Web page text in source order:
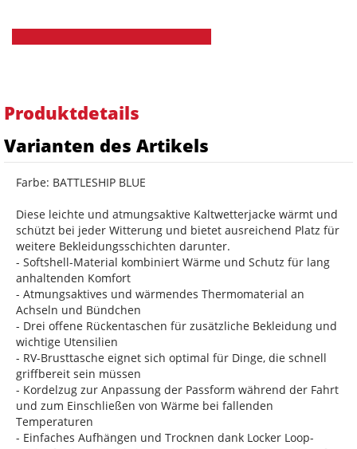
Produktdetails
Varianten des Artikels
Farbe: BATTLESHIP BLUE
Diese leichte und atmungsaktive Kaltwetterjacke wärmt und
schützt bei jeder Witterung und bietet ausreichend Platz für
weitere Bekleidungsschichten darunter.
- Softshell-Material kombiniert Wärme und Schutz für lang
anhaltenden Komfort
- Atmungsaktives und wärmendes Thermomaterial an
Achseln und Bündchen
- Drei offene Rückentaschen für zusätzliche Bekleidung und
wichtige Utensilien
- RV-Brusttasche eignet sich optimal für Dinge, die schnell
griffbereit sein müssen
- Kordelzug zur Anpassung der Passform während der Fahrt
und zum Einschließen von Wärme bei fallenden
Temperaturen
- Einfaches Aufhängen und Trocknen dank Locker Loop-